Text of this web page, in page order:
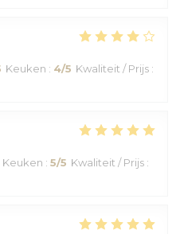
Keuken : 4/5 Kwaliteit / Prijs :
Keuken : 5/5 Kwaliteit / Prijs :